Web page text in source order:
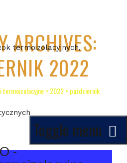
termoizolacyjnych,
Toggle menu
ARCHIVES:
2022
termoizolacyjne> 2022> październik